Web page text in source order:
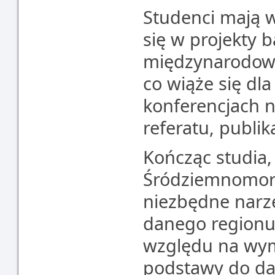
Studenci mają
się w projekty
co wiąże się
konferencjach
referatu,
Kończąc
niezbędne
danego
względu na
podstawy do